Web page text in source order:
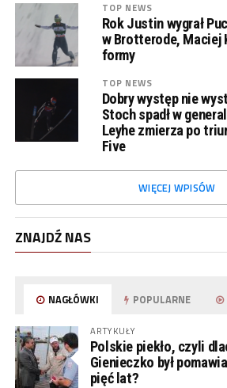
TOP NEWS
Rok Justin wygrał
w Brotterode, Maciej
formy
TOP NEWS
Dobry występ nie
Stoch spadł w
Leyhe zmierza po
Five
WIĘCEJ WPISÓW
ZNAJDŹ NAS
NAGŁÓWKI POPULARNE
ARTYKUŁY
Polskie piekło, czyli
Gienieczko był
pięć lat?